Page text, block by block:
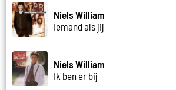
Niels William
Iemand als jij
Niels William
Ik ben er bij